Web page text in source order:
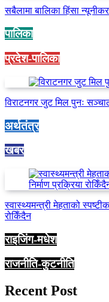
सबैलामा बालिका हिंसा
पालिका
प्रदेश-पालिका
विराटनगर जुट मिल पुनः
अर्थतंत्र
खबर
स्वास्थ्यमन्त्री मेहताको
रोकिँदैन
राइजिंग-मधेश
राजनीति-कुटनीति
Recent Post